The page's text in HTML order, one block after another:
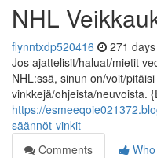
NHL
flynntxdp520416 271
Jos ajattelisit/haluat/mietit
NHL:ssä, sinun on/voit/
vinkkejä/ohjeista/neuvoista.
https://
säännöt-vinkit
Comments